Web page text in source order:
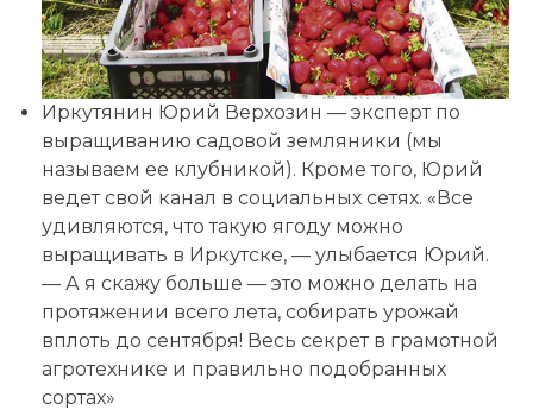
Иркутянин Юрий Верхозин — эксперт по
выращиванию садовой земляники (мы
называем ее клубникой). Кроме того, Юрий
ведет свой канал в социальных сетях. «Все
удивляются, что такую ягоду можно
выращивать в Иркутске, — улыбается Юрий.
— А я скажу больше — это можно делать на
протяжении всего лета, собирать урожай
вплоть до сентября! Весь секрет в грамотной
агротехнике и правильно подобранных
сортах»